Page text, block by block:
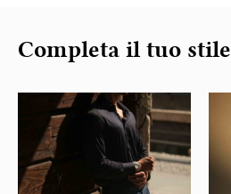
Completa il tuo stile